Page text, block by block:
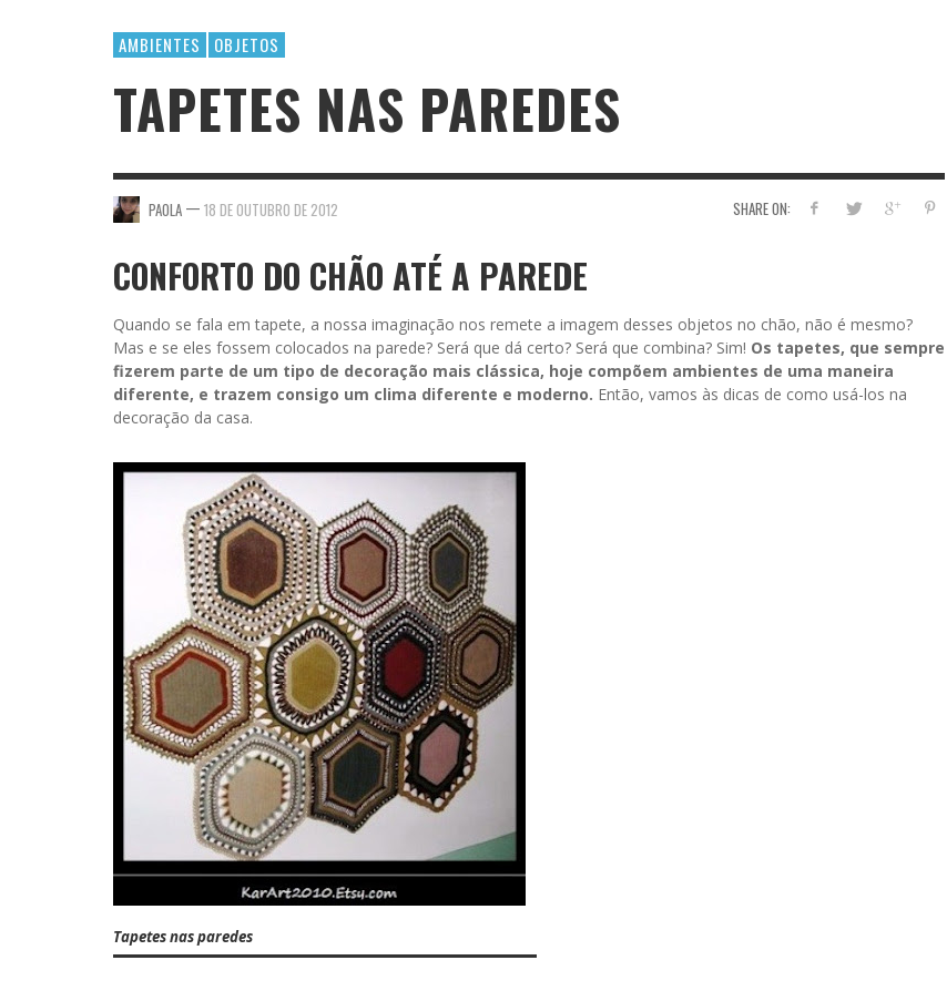
AMBIENTES OBJETOS
TAPETES NAS PAREDES
SHARE ON:
PAOLA — 18 DE OUTUBRO DE 2012
CONFORTO DO CHÃO ATÉ A PAREDE
Quando se fala em tapete, a nossa imaginação nos remete a imagem desses objetos no chão, não é mesmo?
Mas e se eles fossem colocados na parede? Será que dá certo? Será que combina? Sim! Os tapetes, que sempre
fizerem parte de um tipo de decoração mais clássica, hoje compõem ambientes de uma maneira
diferente, e trazem consigo um clima diferente e moderno. Então, vamos às dicas de como usá-los na
decoração da casa.
Tapetes nas paredes